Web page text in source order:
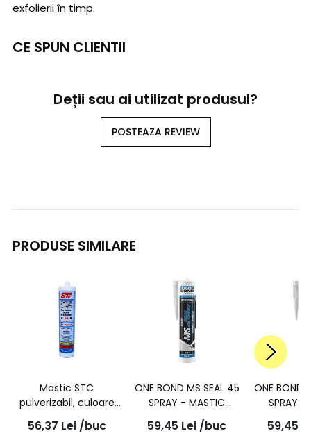
exfolierii în timp.
CE SPUN CLIENTII
Deții sau ai utilizat produsul?
POSTEAZA REVIEW
PRODUSE SIMILARE
Mastic STC
pulverizabil, culoare
neagra, 310ml
56,37 Lei /buc
ONE BOND MS SEAL 45
SPRAY - MASTIC
PISTOLABIL GRI 290ml
59,45 Lei /buc
ONE BOND
SPRAY -
59,45